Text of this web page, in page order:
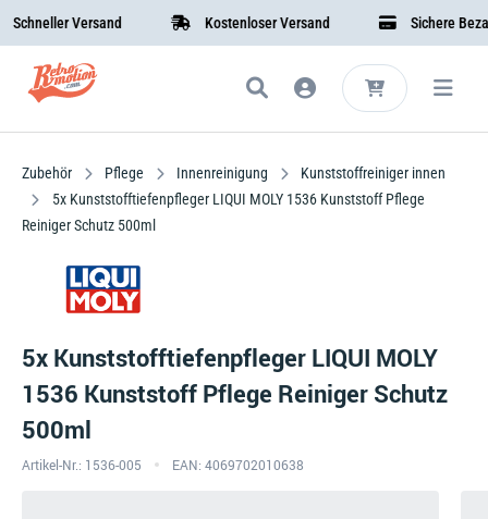
Versand Kostenloser Versand Sichere
Zubehör Pflege Innenreinigung
Kunststoffreiniger innen
5x Kunststofftiefenpfleger LIQUI MOLY 1536 Kunststoff Pflege
Reiniger Schutz 500ml
5x Kunststofftiefenpfleger LIQUI MOLY
1536 Kunststoff Pflege Reiniger Schutz
500ml
Artikel-Nr.: 1536-005 EAN: 4069702010638